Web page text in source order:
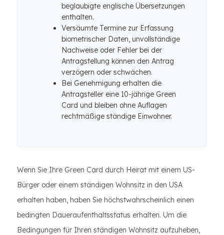
beglaubigte englische Übersetzungen
enthalten.
Versäumte Termine zur Erfassung
biometrischer Daten, unvollständige
Nachweise oder Fehler bei der
Antragstellung können den Antrag
verzögern oder schwächen.
Bei Genehmigung erhalten die
Antragsteller eine 10-jährige Green
Card und bleiben ohne Auflagen
rechtmäßige ständige Einwohner.
Wenn Sie Ihre Green Card durch Heirat mit einem US-
Bürger oder einem ständigen Wohnsitz in den USA
erhalten haben, haben Sie höchstwahrscheinlich einen
bedingten Daueraufenthaltsstatus erhalten. Um die
Bedingungen für Ihren ständigen Wohnsitz aufzuheben,